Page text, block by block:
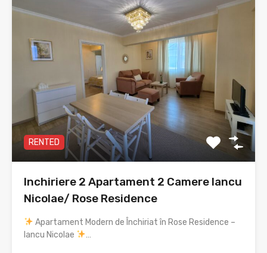
RENTED
Inchiriere 2 Apartament 2 Camere Iancu
Nicolae/ Rose Residence
Apartament Modern de Închiriat în Rose Residence –
Iancu Nicolae
…